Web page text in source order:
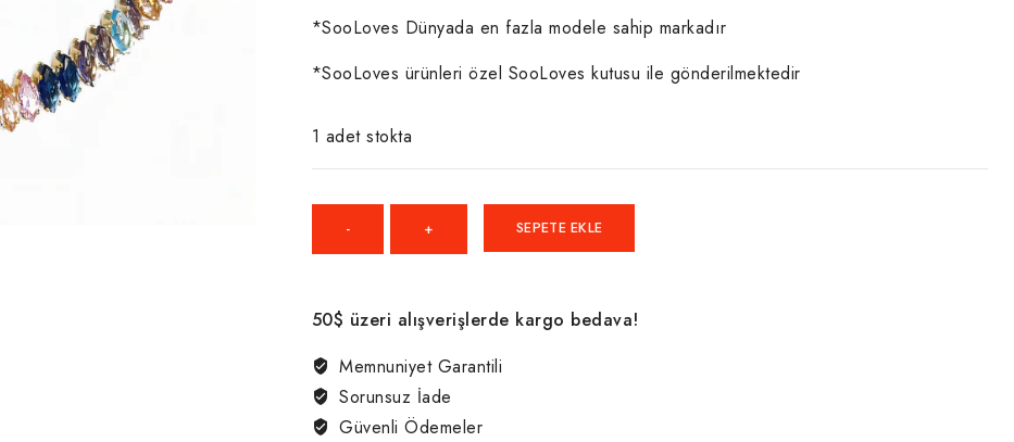
*SooLoves Dünyada en fazla modele sahip markadır
*SooLoves ürünleri özel SooLoves kutusu ile gönderilmektedir
1 adet stokta
Swarovski
Taşlı
Kolye
adet
SEPETE EKLE
50$ üzeri alışverişlerde kargo bedava!
Memnuniyet Garantili
Sorunsuz İade
Güvenli Ödemeler